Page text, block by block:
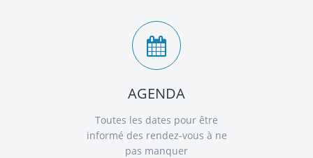
AGENDA
Toutes les dates pour être
informé des rendez-vous à ne
pas manquer